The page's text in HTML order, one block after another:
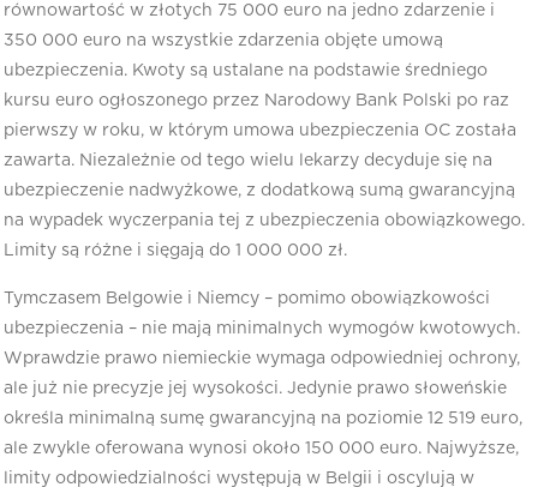
równowartość w złotych 75 000 euro na jedno zdarzenie i
350 000 euro na wszystkie zdarzenia objęte umową
ubezpieczenia. Kwoty są ustalane na podstawie średniego
kursu euro ogłoszonego przez Narodowy Bank Polski po raz
pierwszy w roku, w którym umowa ubezpieczenia OC została
zawarta. Niezależnie od tego wielu lekarzy decyduje się na
ubezpieczenie nadwyżkowe, z dodatkową sumą gwarancyjną
na wypadek wyczerpania tej z ubezpieczenia obowiązkowego.
Limity są różne i sięgają do 1 000 000 zł.
Tymczasem Belgowie i Niemcy – pomimo obowiązkowości
ubezpieczenia – nie mają minimalnych wymogów kwotowych.
Wprawdzie prawo niemieckie wymaga odpowiedniej ochrony,
ale już nie precyzje jej wysokości. Jedynie prawo słoweńskie
określa minimalną sumę gwarancyjną na poziomie 12 519 euro,
ale zwykle oferowana wynosi około 150 000 euro. Najwyższe,
limity odpowiedzialności występują w Belgii i oscylują w